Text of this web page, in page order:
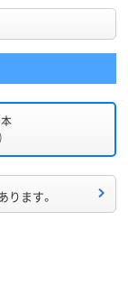
ります。